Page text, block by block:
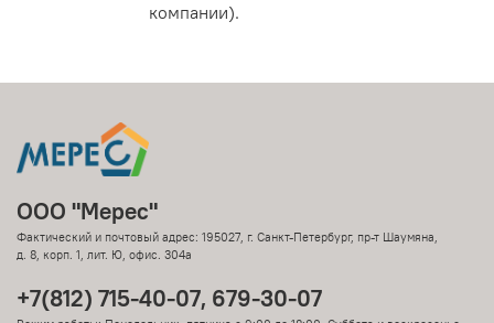
компании).
ООО "Мерес"
Фактический и почтовый адрес: 195027, г. Санкт-Петербург, пр-т Шаумяна,
д. 8, корп. 1, лит. Ю, офис. 304а
+7(812) 715-40-07, 679-30-07